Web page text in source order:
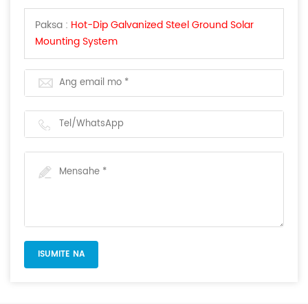
Paksa : Hot-Dip Galvanized Steel Ground Solar
Mounting System